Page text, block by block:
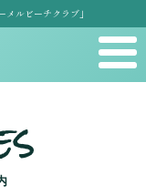
ルビーチクラブ」